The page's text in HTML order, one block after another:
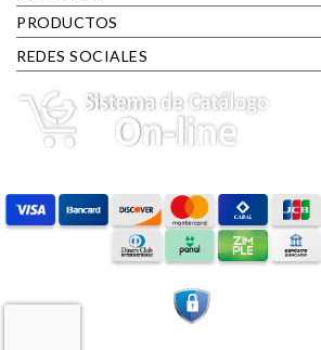
PRODUCTOS
REDES SOCIALES